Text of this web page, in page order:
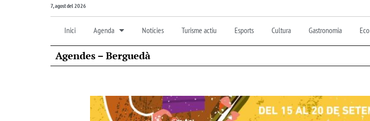
7, agost del 2026
Inici Agenda Notícies Turisme actiu Esports Cultura Gastronomia Eco
Agendes – Berguedà